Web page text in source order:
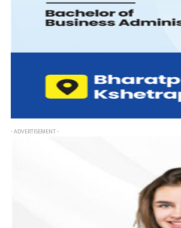
- ADVERTISEMENT -